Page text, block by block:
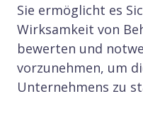
Sie ermöglicht es
Wirksamkeit von
bewerten und
vorzunehmen, um
Unternehmens zu